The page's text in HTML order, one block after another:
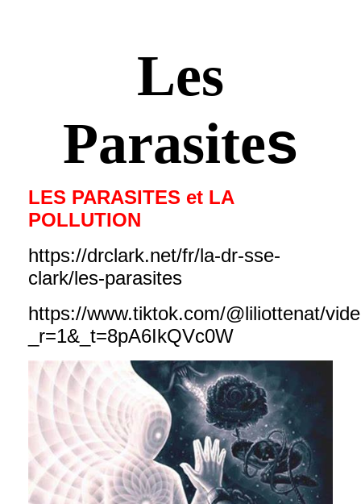
Les
Parasites
LES PARASITES et LA
POLLUTION
https://drclark.net/fr/la-dr-sse-
clark/les-parasites
https://www.tiktok.com/@liliottenat/
_r=1&_t=8pA6IkQVc0W